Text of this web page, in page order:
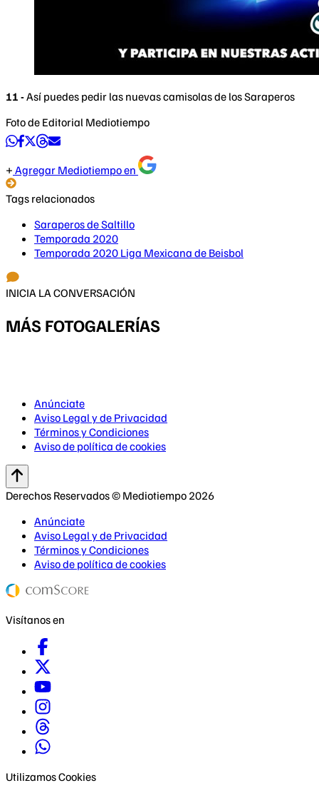
11 -Así puedes pedir las nuevas camisolas de los Saraperos
Foto de Editorial Mediotiempo
Agregar Mediotiempo en
Tags relacionados
Saraperos de Saltillo
Temporada 2020
Temporada 2020 Liga Mexicana de Beisbol
INICIA LA CONVERSACIÓN
MÁS FOTOGALERÍAS
Anúnciate
Aviso Legal y de Privacidad
Términos y Condiciones
Aviso de política de cookies
Derechos Reservados © Mediotiempo 2026
Anúnciate
Aviso Legal y de Privacidad
Términos y Condiciones
Aviso de política de cookies
Visítanos en
Utilizamos Cookies